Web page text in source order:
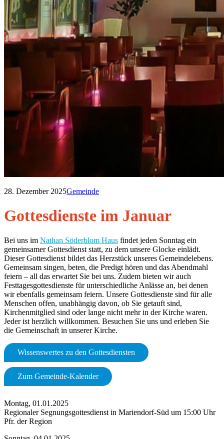
28. Dezember 2025Gemeinde
Gottesdienste im Januar
Bei uns im Nathan Söderblom Haus findet jeden Sonntag ein
gemeinsamer Gottesdienst statt, zu dem unsere Glocke einlädt.
Dieser Gottesdienst bildet das Herzstück unseres Gemeindelebens.
Gemeinsam singen, beten, die Predigt hören und das Abendmahl
feiern – all das erwartet Sie bei uns. Zudem bieten wir auch
Festtagesgottesdienste für unterschiedliche Anlässe an, bei denen
wir ebenfalls gemeinsam feiern. Unsere Gottesdienste sind für alle
Menschen offen, unabhängig davon, ob Sie getauft sind,
Kirchenmitglied sind oder lange nicht mehr in der Kirche waren.
Jeder ist herzlich willkommen. Besuchen Sie uns und erleben Sie
die Gemeinschaft in unserer Kirche.
Wissenswertes zu den Gottesdiensten
Zum Gemeinde-Kalender
Montag, 01.01.2025
Regionaler Segnungsgottesdienst in Mariendorf-Süd um 15:00 Uhr
Pfr. der Region